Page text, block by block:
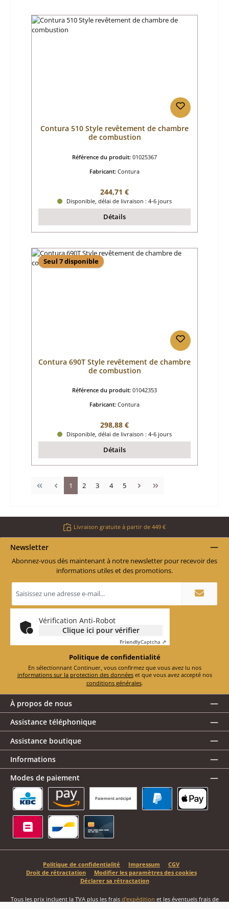
Contura 510 Style revêtement de chambre
de combustion
Référence du produit: 01025367
Fabricant: Contura
Prix régulier :
244,71 €
Disponible, délai de livraison : 4-6 jours
Détails
Seul 7 disponible
Contura 690T Style revêtement de chambre
de combustion
Référence du produit: 01042353
Fabricant: Contura
Prix régulier :
298,88 €
Disponible, délai de livraison : 4-6 jours
Détails
Page
1 Page
2 Page
3 Page
4 Page
5
Livraison gratuite à partir de 449 €
Newsletter
Abonnez-vous dès maintenant à notre newsletter pour recevoir des
informations utiles et des promotions.
Adresse
e-
*
Vérification Anti-Robot
Clique ici pour vérifier
FriendlyCaptcha ⇗
Politique de confidentialité
En sélectionnant Continuer, vous confirmez que vous avez lu nos
informations sur la protection des données
et que vous avez accepté nos
conditions générales.
À propos de nous
Assistance téléphonique
Assistance boutique
Informations
Modes de paiement
Paiement anticipé
KBC/CBC Payment Button
Amazon Pay
Politique de confidentialité Impressum
CGV
Droit de rétractation
Modifier les paramètres des cookies
Déclarer sa rétractation
Tous les prix incluent la TVA plus les frais d'expédition et les éventuels frais de